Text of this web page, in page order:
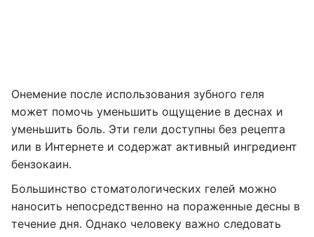
Онемение после использования зубного геля
может помочь уменьшить ощущение в деснах и
уменьшить боль. Эти гели доступны без рецепта
или в Интернете и содержат активный ингредиент
бензокаин.
Большинство стоматологических гелей можно
наносить непосредственно на пораженные десны в
течение дня. Однако человеку важно следовать